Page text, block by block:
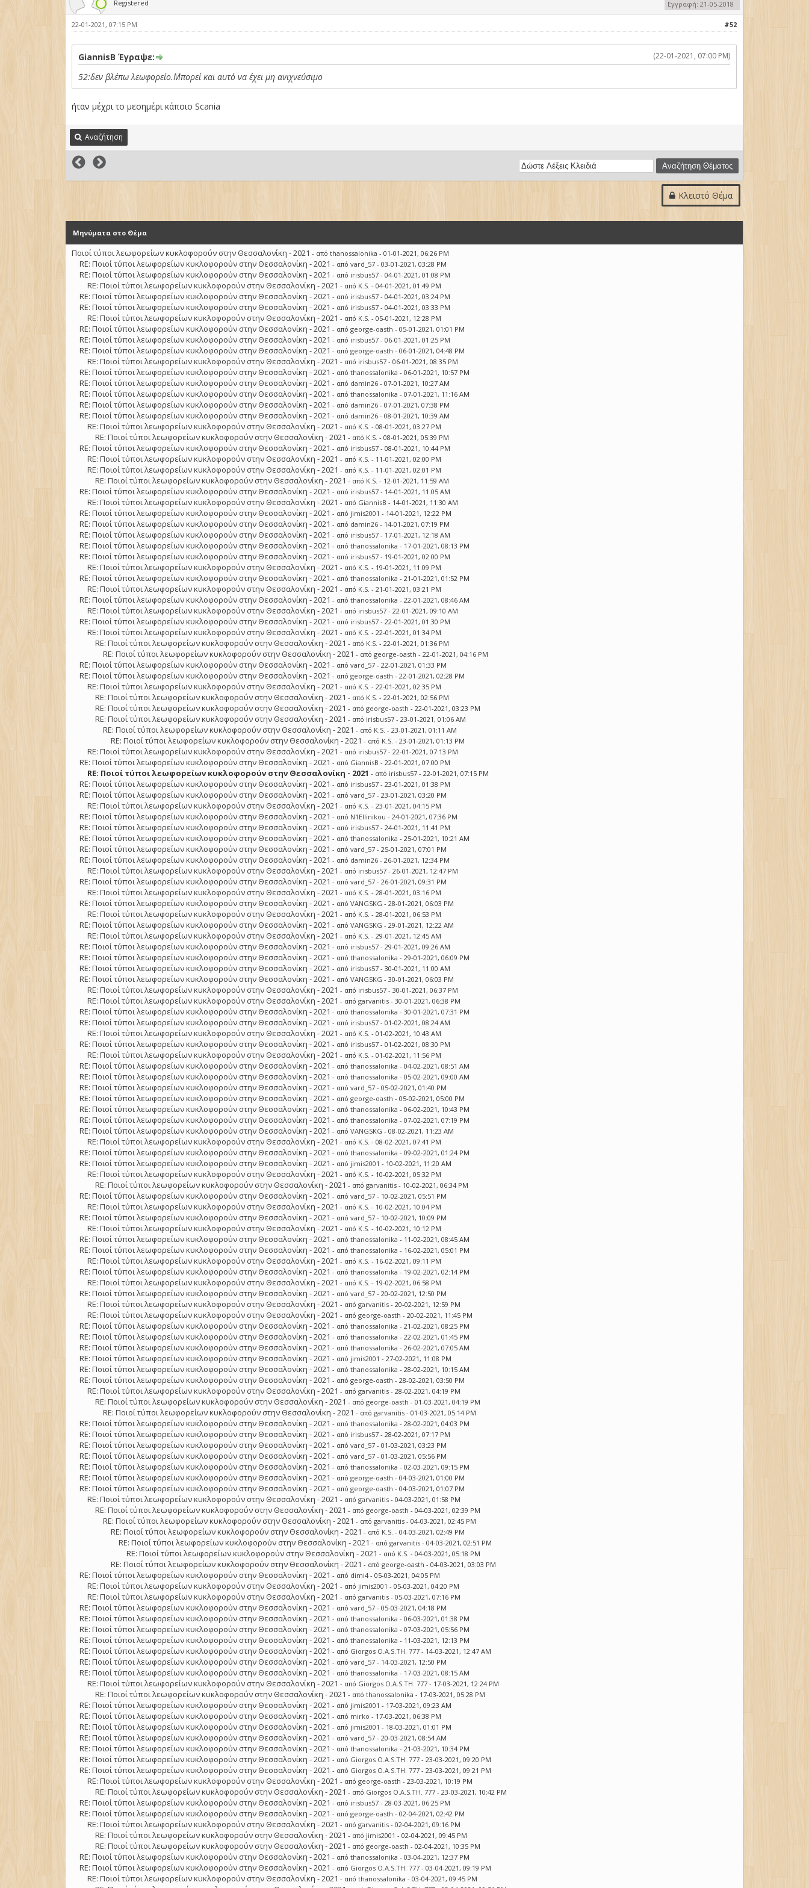
Registered
Εγγραφή: 21-05-2018
#52
22-01-2021, 07:15 PM
(22-01-2021, 07:00 PM)
GiannisB Έγραψε:
52:δεν βλέπω λεωφορείο.Μπορεί και αυτό να έχει μη ανιχνεύσιμο
ήταν μέχρι το μεσημέρι κάποιο Scania
Αναζήτηση
Κλειστό Θέμα
Μηνύματα στο Θέμα
Ποιοί τύποι λεωφορείων κυκλοφορούν στην Θεσσαλονίκη - 2021 - απόthanossalonika - 01-01-2021, 06:26 PM
RE: Ποιοί τύποι λεωφορείων κυκλοφορούν στην Θεσσαλονίκη - 2021 - απόvard_57 - 03-01-2021, 03:28 PM
RE: Ποιοί τύποι λεωφορείων κυκλοφορούν στην Θεσσαλονίκη - 2021 - από irisbus57 - 04-01-2021, 01:08 PM
RE: Ποιοί τύποι λεωφορείων κυκλοφορούν στην Θεσσαλονίκη - 2021 - από K.S. - 04-01-2021, 01:49 PM
RE: Ποιοί τύποι λεωφορείων κυκλοφορούν στην Θεσσαλονίκη - 2021 - από irisbus57 - 04-01-2021, 03:24 PM
RE: Ποιοί τύποι λεωφορείων κυκλοφορούν στην Θεσσαλονίκη - 2021 - από irisbus57 - 04-01-2021, 03:33 PM
RE: Ποιοί τύποι λεωφορείων κυκλοφορούν στην Θεσσαλονίκη - 2021 - από K.S. - 05-01-2021, 12:28 PM
RE: Ποιοί τύποι λεωφορείων κυκλοφορούν στην Θεσσαλονίκη - 2021 - απόgeorge-oasth - 05-01-2021, 01:01 PM
RE: Ποιοί τύποι λεωφορείων κυκλοφορούν στην Θεσσαλονίκη - 2021 - από irisbus57 - 06-01-2021, 01:25 PM
RE: Ποιοί τύποι λεωφορείων κυκλοφορούν στην Θεσσαλονίκη - 2021 - απόgeorge-oasth - 06-01-2021, 04:48 PM
RE: Ποιοί τύποι λεωφορείων κυκλοφορούν στην Θεσσαλονίκη - 2021 - από irisbus57 - 06-01-2021, 08:35 PM
RE: Ποιοί τύποι λεωφορείων κυκλοφορούν στην Θεσσαλονίκη - 2021 - απόthanossalonika - 06-01-2021, 10:57 PM
RE: Ποιοί τύποι λεωφορείων κυκλοφορούν στην Θεσσαλονίκη - 2021 - από damin26 - 07-01-2021, 10:27 AM
RE: Ποιοί τύποι λεωφορείων κυκλοφορούν στην Θεσσαλονίκη - 2021 - απόthanossalonika - 07-01-2021, 11:16 AM
RE: Ποιοί τύποι λεωφορείων κυκλοφορούν στην Θεσσαλονίκη - 2021 - από damin26 - 07-01-2021, 07:38 PM
RE: Ποιοί τύποι λεωφορείων κυκλοφορούν στην Θεσσαλονίκη - 2021 - από damin26 - 08-01-2021, 10:39 AM
RE: Ποιοί τύποι λεωφορείων κυκλοφορούν στην Θεσσαλονίκη - 2021 - από K.S. - 08-01-2021, 03:27 PM
RE: Ποιοί τύποι λεωφορείων κυκλοφορούν στην Θεσσαλονίκη - 2021 - από K.S. - 08-01-2021, 05:39 PM
RE: Ποιοί τύποι λεωφορείων κυκλοφορούν στην Θεσσαλονίκη - 2021 - από irisbus57 - 08-01-2021, 10:44 PM
RE: Ποιοί τύποι λεωφορείων κυκλοφορούν στην Θεσσαλονίκη - 2021 - από K.S. - 11-01-2021, 02:00 PM
RE: Ποιοί τύποι λεωφορείων κυκλοφορούν στην Θεσσαλονίκη - 2021 - από K.S. - 11-01-2021, 02:01 PM
RE: Ποιοί τύποι λεωφορείων κυκλοφορούν στην Θεσσαλονίκη - 2021 - από K.S. - 12-01-2021, 11:59 AM
RE: Ποιοί τύποι λεωφορείων κυκλοφορούν στην Θεσσαλονίκη - 2021 - από irisbus57 - 14-01-2021, 11:05 AM
RE: Ποιοί τύποι λεωφορείων κυκλοφορούν στην Θεσσαλονίκη - 2021 - από GiannisB - 14-01-2021, 11:30 AM
RE: Ποιοί τύποι λεωφορείων κυκλοφορούν στην Θεσσαλονίκη - 2021 - από jimis2001 - 14-01-2021, 12:22 PM
RE: Ποιοί τύποι λεωφορείων κυκλοφορούν στην Θεσσαλονίκη - 2021 - από damin26 - 14-01-2021, 07:19 PM
RE: Ποιοί τύποι λεωφορείων κυκλοφορούν στην Θεσσαλονίκη - 2021 - από irisbus57 - 17-01-2021, 12:18 AM
RE: Ποιοί τύποι λεωφορείων κυκλοφορούν στην Θεσσαλονίκη - 2021 - απόthanossalonika - 17-01-2021, 08:13 PM
RE: Ποιοί τύποι λεωφορείων κυκλοφορούν στην Θεσσαλονίκη - 2021 - από irisbus57 - 19-01-2021, 02:00 PM
RE: Ποιοί τύποι λεωφορείων κυκλοφορούν στην Θεσσαλονίκη - 2021 - από K.S. - 19-01-2021, 11:09 PM
RE: Ποιοί τύποι λεωφορείων κυκλοφορούν στην Θεσσαλονίκη - 2021 - απόthanossalonika - 21-01-2021, 01:52 PM
RE: Ποιοί τύποι λεωφορείων κυκλοφορούν στην Θεσσαλονίκη - 2021 - από K.S. - 21-01-2021, 03:21 PM
RE: Ποιοί τύποι λεωφορείων κυκλοφορούν στην Θεσσαλονίκη - 2021 - απόthanossalonika - 22-01-2021, 08:46 AM
RE: Ποιοί τύποι λεωφορείων κυκλοφορούν στην Θεσσαλονίκη - 2021 - από irisbus57 - 22-01-2021, 09:10 AM
RE: Ποιοί τύποι λεωφορείων κυκλοφορούν στην Θεσσαλονίκη - 2021 - από irisbus57 - 22-01-2021, 01:30 PM
RE: Ποιοί τύποι λεωφορείων κυκλοφορούν στην Θεσσαλονίκη - 2021 - από K.S. - 22-01-2021, 01:34 PM
RE: Ποιοί τύποι λεωφορείων κυκλοφορούν στην Θεσσαλονίκη - 2021 - από K.S. - 22-01-2021, 01:36 PM
RE: Ποιοί τύποι λεωφορείων κυκλοφορούν στην Θεσσαλονίκη - 2021 - απόgeorge-oasth - 22-01-2021, 04:16 PM
RE: Ποιοί τύποι λεωφορείων κυκλοφορούν στην Θεσσαλονίκη - 2021 - απόvard_57 - 22-01-2021, 01:33 PM
RE: Ποιοί τύποι λεωφορείων κυκλοφορούν στην Θεσσαλονίκη - 2021 - απόgeorge-oasth - 22-01-2021, 02:28 PM
RE: Ποιοί τύποι λεωφορείων κυκλοφορούν στην Θεσσαλονίκη - 2021 - από K.S. - 22-01-2021, 02:35 PM
RE: Ποιοί τύποι λεωφορείων κυκλοφορούν στην Θεσσαλονίκη - 2021 - από K.S. - 22-01-2021, 02:56 PM
RE: Ποιοί τύποι λεωφορείων κυκλοφορούν στην Θεσσαλονίκη - 2021 - απόgeorge-oasth - 22-01-2021, 03:23 PM
RE: Ποιοί τύποι λεωφορείων κυκλοφορούν στην Θεσσαλονίκη - 2021 - από irisbus57 - 23-01-2021, 01:06 AM
RE: Ποιοί τύποι λεωφορείων κυκλοφορούν στην Θεσσαλονίκη - 2021 - από K.S. - 23-01-2021, 01:11 AM
RE: Ποιοί τύποι λεωφορείων κυκλοφορούν στην Θεσσαλονίκη - 2021 - από K.S. - 23-01-2021, 01:13 PM
RE: Ποιοί τύποι λεωφορείων κυκλοφορούν στην Θεσσαλονίκη - 2021 - από irisbus57 - 22-01-2021, 07:13 PM
RE: Ποιοί τύποι λεωφορείων κυκλοφορούν στην Θεσσαλονίκη - 2021 - από GiannisB - 22-01-2021, 07:00 PM
RE: Ποιοί τύποι λεωφορείων κυκλοφορούν στην Θεσσαλονίκη - 2021 - από irisbus57 - 22-01-2021, 07:15 PM
RE: Ποιοί τύποι λεωφορείων κυκλοφορούν στην Θεσσαλονίκη - 2021 - από irisbus57 - 23-01-2021, 01:38 PM
RE: Ποιοί τύποι λεωφορείων κυκλοφορούν στην Θεσσαλονίκη - 2021 - απόvard_57 - 23-01-2021, 03:20 PM
RE: Ποιοί τύποι λεωφορείων κυκλοφορούν στην Θεσσαλονίκη - 2021 - από K.S. - 23-01-2021, 04:15 PM
RE: Ποιοί τύποι λεωφορείων κυκλοφορούν στην Θεσσαλονίκη - 2021 - από N1Ellinikou - 24-01-2021, 07:36 PM
RE: Ποιοί τύποι λεωφορείων κυκλοφορούν στην Θεσσαλονίκη - 2021 - από irisbus57 - 24-01-2021, 11:41 PM
RE: Ποιοί τύποι λεωφορείων κυκλοφορούν στην Θεσσαλονίκη - 2021 - απόthanossalonika - 25-01-2021, 10:21 AM
RE: Ποιοί τύποι λεωφορείων κυκλοφορούν στην Θεσσαλονίκη - 2021 - απόvard_57 - 25-01-2021, 07:01 PM
RE: Ποιοί τύποι λεωφορείων κυκλοφορούν στην Θεσσαλονίκη - 2021 - από damin26 - 26-01-2021, 12:34 PM
RE: Ποιοί τύποι λεωφορείων κυκλοφορούν στην Θεσσαλονίκη - 2021 - από irisbus57 - 26-01-2021, 12:47 PM
RE: Ποιοί τύποι λεωφορείων κυκλοφορούν στην Θεσσαλονίκη - 2021 - απόvard_57 - 26-01-2021, 09:31 PM
RE: Ποιοί τύποι λεωφορείων κυκλοφορούν στην Θεσσαλονίκη - 2021 - από K.S. - 28-01-2021, 03:16 PM
RE: Ποιοί τύποι λεωφορείων κυκλοφορούν στην Θεσσαλονίκη - 2021 - απόVANGSKG - 28-01-2021, 06:03 PM
RE: Ποιοί τύποι λεωφορείων κυκλοφορούν στην Θεσσαλονίκη - 2021 - από K.S. - 28-01-2021, 06:53 PM
RE: Ποιοί τύποι λεωφορείων κυκλοφορούν στην Θεσσαλονίκη - 2021 - απόVANGSKG - 29-01-2021, 12:22 AM
RE: Ποιοί τύποι λεωφορείων κυκλοφορούν στην Θεσσαλονίκη - 2021 - από K.S. - 29-01-2021, 12:45 AM
RE: Ποιοί τύποι λεωφορείων κυκλοφορούν στην Θεσσαλονίκη - 2021 - από irisbus57 - 29-01-2021, 09:26 AM
RE: Ποιοί τύποι λεωφορείων κυκλοφορούν στην Θεσσαλονίκη - 2021 - απόthanossalonika - 29-01-2021, 06:09 PM
RE: Ποιοί τύποι λεωφορείων κυκλοφορούν στην Θεσσαλονίκη - 2021 - από irisbus57 - 30-01-2021, 11:00 AM
RE: Ποιοί τύποι λεωφορείων κυκλοφορούν στην Θεσσαλονίκη - 2021 - απόVANGSKG - 30-01-2021, 06:03 PM
RE: Ποιοί τύποι λεωφορείων κυκλοφορούν στην Θεσσαλονίκη - 2021 - από irisbus57 - 30-01-2021, 06:37 PM
RE: Ποιοί τύποι λεωφορείων κυκλοφορούν στην Θεσσαλονίκη - 2021 - απόgarvanitis - 30-01-2021, 06:38 PM
RE: Ποιοί τύποι λεωφορείων κυκλοφορούν στην Θεσσαλονίκη - 2021 - απόthanossalonika - 30-01-2021, 07:31 PM
RE: Ποιοί τύποι λεωφορείων κυκλοφορούν στην Θεσσαλονίκη - 2021 - από irisbus57 - 01-02-2021, 08:24 AM
RE: Ποιοί τύποι λεωφορείων κυκλοφορούν στην Θεσσαλονίκη - 2021 - από K.S. - 01-02-2021, 10:43 AM
RE: Ποιοί τύποι λεωφορείων κυκλοφορούν στην Θεσσαλονίκη - 2021 - από irisbus57 - 01-02-2021, 08:30 PM
RE: Ποιοί τύποι λεωφορείων κυκλοφορούν στην Θεσσαλονίκη - 2021 - από K.S. - 01-02-2021, 11:56 PM
RE: Ποιοί τύποι λεωφορείων κυκλοφορούν στην Θεσσαλονίκη - 2021 - απόthanossalonika - 04-02-2021, 08:51 AM
RE: Ποιοί τύποι λεωφορείων κυκλοφορούν στην Θεσσαλονίκη - 2021 - απόthanossalonika - 05-02-2021, 09:00 AM
RE: Ποιοί τύποι λεωφορείων κυκλοφορούν στην Θεσσαλονίκη - 2021 - απόvard_57 - 05-02-2021, 01:40 PM
RE: Ποιοί τύποι λεωφορείων κυκλοφορούν στην Θεσσαλονίκη - 2021 - απόgeorge-oasth - 05-02-2021, 05:00 PM
RE: Ποιοί τύποι λεωφορείων κυκλοφορούν στην Θεσσαλονίκη - 2021 - απόthanossalonika - 06-02-2021, 10:43 PM
RE: Ποιοί τύποι λεωφορείων κυκλοφορούν στην Θεσσαλονίκη - 2021 - απόthanossalonika - 07-02-2021, 07:19 PM
RE: Ποιοί τύποι λεωφορείων κυκλοφορούν στην Θεσσαλονίκη - 2021 - απόVANGSKG - 08-02-2021, 11:23 AM
RE: Ποιοί τύποι λεωφορείων κυκλοφορούν στην Θεσσαλονίκη - 2021 - από K.S. - 08-02-2021, 07:41 PM
RE: Ποιοί τύποι λεωφορείων κυκλοφορούν στην Θεσσαλονίκη - 2021 - απόthanossalonika - 09-02-2021, 01:24 PM
RE: Ποιοί τύποι λεωφορείων κυκλοφορούν στην Θεσσαλονίκη - 2021 - από jimis2001 - 10-02-2021, 11:20 AM
RE: Ποιοί τύποι λεωφορείων κυκλοφορούν στην Θεσσαλονίκη - 2021 - από K.S. - 10-02-2021, 05:32 PM
RE: Ποιοί τύποι λεωφορείων κυκλοφορούν στην Θεσσαλονίκη - 2021 - απόgarvanitis - 10-02-2021, 06:34 PM
RE: Ποιοί τύποι λεωφορείων κυκλοφορούν στην Θεσσαλονίκη - 2021 - απόvard_57 - 10-02-2021, 05:51 PM
RE: Ποιοί τύποι λεωφορείων κυκλοφορούν στην Θεσσαλονίκη - 2021 - από K.S. - 10-02-2021, 10:04 PM
RE: Ποιοί τύποι λεωφορείων κυκλοφορούν στην Θεσσαλονίκη - 2021 - απόvard_57 - 10-02-2021, 10:09 PM
RE: Ποιοί τύποι λεωφορείων κυκλοφορούν στην Θεσσαλονίκη - 2021 - από K.S. - 10-02-2021, 10:12 PM
RE: Ποιοί τύποι λεωφορείων κυκλοφορούν στην Θεσσαλονίκη - 2021 - απόthanossalonika - 11-02-2021, 08:45 AM
RE: Ποιοί τύποι λεωφορείων κυκλοφορούν στην Θεσσαλονίκη - 2021 - απόthanossalonika - 16-02-2021, 05:01 PM
RE: Ποιοί τύποι λεωφορείων κυκλοφορούν στην Θεσσαλονίκη - 2021 - από K.S. - 16-02-2021, 09:11 PM
RE: Ποιοί τύποι λεωφορείων κυκλοφορούν στην Θεσσαλονίκη - 2021 - απόthanossalonika - 19-02-2021, 02:14 PM
RE: Ποιοί τύποι λεωφορείων κυκλοφορούν στην Θεσσαλονίκη - 2021 - από K.S. - 19-02-2021, 06:58 PM
RE: Ποιοί τύποι λεωφορείων κυκλοφορούν στην Θεσσαλονίκη - 2021 - απόvard_57 - 20-02-2021, 12:50 PM
RE: Ποιοί τύποι λεωφορείων κυκλοφορούν στην Θεσσαλονίκη - 2021 - απόgarvanitis - 20-02-2021, 12:59 PM
RE: Ποιοί τύποι λεωφορείων κυκλοφορούν στην Θεσσαλονίκη - 2021 - απόgeorge-oasth - 20-02-2021, 11:45 PM
RE: Ποιοί τύποι λεωφορείων κυκλοφορούν στην Θεσσαλονίκη - 2021 - απόthanossalonika - 21-02-2021, 08:25 PM
RE: Ποιοί τύποι λεωφορείων κυκλοφορούν στην Θεσσαλονίκη - 2021 - απόthanossalonika - 22-02-2021, 01:45 PM
RE: Ποιοί τύποι λεωφορείων κυκλοφορούν στην Θεσσαλονίκη - 2021 - απόthanossalonika - 26-02-2021, 07:05 AM
RE: Ποιοί τύποι λεωφορείων κυκλοφορούν στην Θεσσαλονίκη - 2021 - από jimis2001 - 27-02-2021, 11:08 PM
RE: Ποιοί τύποι λεωφορείων κυκλοφορούν στην Θεσσαλονίκη - 2021 - απόthanossalonika - 28-02-2021, 10:15 AM
RE: Ποιοί τύποι λεωφορείων κυκλοφορούν στην Θεσσαλονίκη - 2021 - απόgeorge-oasth - 28-02-2021, 03:50 PM
RE: Ποιοί τύποι λεωφορείων κυκλοφορούν στην Θεσσαλονίκη - 2021 - απόgarvanitis - 28-02-2021, 04:19 PM
RE: Ποιοί τύποι λεωφορείων κυκλοφορούν στην Θεσσαλονίκη - 2021 - απόgeorge-oasth - 01-03-2021, 04:19 PM
RE: Ποιοί τύποι λεωφορείων κυκλοφορούν στην Θεσσαλονίκη - 2021 - απόgarvanitis - 01-03-2021, 05:14 PM
RE: Ποιοί τύποι λεωφορείων κυκλοφορούν στην Θεσσαλονίκη - 2021 - απόthanossalonika - 28-02-2021, 04:03 PM
RE: Ποιοί τύποι λεωφορείων κυκλοφορούν στην Θεσσαλονίκη - 2021 - από irisbus57 - 28-02-2021, 07:17 PM
RE: Ποιοί τύποι λεωφορείων κυκλοφορούν στην Θεσσαλονίκη - 2021 - απόvard_57 - 01-03-2021, 03:23 PM
RE: Ποιοί τύποι λεωφορείων κυκλοφορούν στην Θεσσαλονίκη - 2021 - απόvard_57 - 01-03-2021, 05:56 PM
RE: Ποιοί τύποι λεωφορείων κυκλοφορούν στην Θεσσαλονίκη - 2021 - απόthanossalonika - 02-03-2021, 09:15 PM
RE: Ποιοί τύποι λεωφορείων κυκλοφορούν στην Θεσσαλονίκη - 2021 - απόgeorge-oasth - 04-03-2021, 01:00 PM
RE: Ποιοί τύποι λεωφορείων κυκλοφορούν στην Θεσσαλονίκη - 2021 - απόgeorge-oasth - 04-03-2021, 01:07 PM
RE: Ποιοί τύποι λεωφορείων κυκλοφορούν στην Θεσσαλονίκη - 2021 - απόgarvanitis - 04-03-2021, 01:58 PM
RE: Ποιοί τύποι λεωφορείων κυκλοφορούν στην Θεσσαλονίκη - 2021 - απόgeorge-oasth - 04-03-2021, 02:39 PM
RE: Ποιοί τύποι λεωφορείων κυκλοφορούν στην Θεσσαλονίκη - 2021 - απόgarvanitis - 04-03-2021, 02:45 PM
RE: Ποιοί τύποι λεωφορείων κυκλοφορούν στην Θεσσαλονίκη - 2021 - από K.S. - 04-03-2021, 02:49 PM
RE: Ποιοί τύποι λεωφορείων κυκλοφορούν στην Θεσσαλονίκη - 2021 - απόgarvanitis - 04-03-2021, 02:51 PM
RE: Ποιοί τύποι λεωφορείων κυκλοφορούν στην Θεσσαλονίκη - 2021 - από K.S. - 04-03-2021, 05:18 PM
RE: Ποιοί τύποι λεωφορείων κυκλοφορούν στην Θεσσαλονίκη - 2021 - απόgeorge-oasth - 04-03-2021, 03:03 PM
RE: Ποιοί τύποι λεωφορείων κυκλοφορούν στην Θεσσαλονίκη - 2021 - από dimi4 - 05-03-2021, 04:05 PM
RE: Ποιοί τύποι λεωφορείων κυκλοφορούν στην Θεσσαλονίκη - 2021 - από jimis2001 - 05-03-2021, 04:20 PM
RE: Ποιοί τύποι λεωφορείων κυκλοφορούν στην Θεσσαλονίκη - 2021 - απόgarvanitis - 05-03-2021, 07:16 PM
RE: Ποιοί τύποι λεωφορείων κυκλοφορούν στην Θεσσαλονίκη - 2021 - απόvard_57 - 05-03-2021, 04:18 PM
RE: Ποιοί τύποι λεωφορείων κυκλοφορούν στην Θεσσαλονίκη - 2021 - απόthanossalonika - 06-03-2021, 01:38 PM
RE: Ποιοί τύποι λεωφορείων κυκλοφορούν στην Θεσσαλονίκη - 2021 - απόthanossalonika - 07-03-2021, 05:56 PM
RE: Ποιοί τύποι λεωφορείων κυκλοφορούν στην Θεσσαλονίκη - 2021 - απόthanossalonika - 11-03-2021, 12:13 PM
RE: Ποιοί τύποι λεωφορείων κυκλοφορούν στην Θεσσαλονίκη - 2021 - από Giorgos O.A.S.TH. 777 - 14-03-2021, 12:47 AM
RE: Ποιοί τύποι λεωφορείων κυκλοφορούν στην Θεσσαλονίκη - 2021 - απόvard_57 - 14-03-2021, 12:50 PM
RE: Ποιοί τύποι λεωφορείων κυκλοφορούν στην Θεσσαλονίκη - 2021 - απόthanossalonika - 17-03-2021, 08:15 AM
RE: Ποιοί τύποι λεωφορείων κυκλοφορούν στην Θεσσαλονίκη - 2021 - από Giorgos O.A.S.TH. 777 - 17-03-2021, 12:24 PM
RE: Ποιοί τύποι λεωφορείων κυκλοφορούν στην Θεσσαλονίκη - 2021 - απόthanossalonika - 17-03-2021, 05:28 PM
RE: Ποιοί τύποι λεωφορείων κυκλοφορούν στην Θεσσαλονίκη - 2021 - από jimis2001 - 17-03-2021, 09:23 AM
RE: Ποιοί τύποι λεωφορείων κυκλοφορούν στην Θεσσαλονίκη - 2021 - από mirko - 17-03-2021, 06:38 PM
RE: Ποιοί τύποι λεωφορείων κυκλοφορούν στην Θεσσαλονίκη - 2021 - από jimis2001 - 18-03-2021, 01:01 PM
RE: Ποιοί τύποι λεωφορείων κυκλοφορούν στην Θεσσαλονίκη - 2021 - απόvard_57 - 20-03-2021, 08:54 AM
RE: Ποιοί τύποι λεωφορείων κυκλοφορούν στην Θεσσαλονίκη - 2021 - απόthanossalonika - 21-03-2021, 10:34 PM
RE: Ποιοί τύποι λεωφορείων κυκλοφορούν στην Θεσσαλονίκη - 2021 - από Giorgos O.A.S.TH. 777 - 23-03-2021, 09:20 PM
RE: Ποιοί τύποι λεωφορείων κυκλοφορούν στην Θεσσαλονίκη - 2021 - από Giorgos O.A.S.TH. 777 - 23-03-2021, 09:21 PM
RE: Ποιοί τύποι λεωφορείων κυκλοφορούν στην Θεσσαλονίκη - 2021 - απόgeorge-oasth - 23-03-2021, 10:19 PM
RE: Ποιοί τύποι λεωφορείων κυκλοφορούν στην Θεσσαλονίκη - 2021 - από Giorgos O.A.S.TH. 777 - 23-03-2021, 10:42 PM
RE: Ποιοί τύποι λεωφορείων κυκλοφορούν στην Θεσσαλονίκη - 2021 - από irisbus57 - 28-03-2021, 06:25 PM
RE: Ποιοί τύποι λεωφορείων κυκλοφορούν στην Θεσσαλονίκη - 2021 - απόgeorge-oasth - 02-04-2021, 02:42 PM
RE: Ποιοί τύποι λεωφορείων κυκλοφορούν στην Θεσσαλονίκη - 2021 - απόgarvanitis - 02-04-2021, 09:16 PM
RE: Ποιοί τύποι λεωφορείων κυκλοφορούν στην Θεσσαλονίκη - 2021 - από jimis2001 - 02-04-2021, 09:45 PM
RE: Ποιοί τύποι λεωφορείων κυκλοφορούν στην Θεσσαλονίκη - 2021 - απόgeorge-oasth - 02-04-2021, 10:35 PM
RE: Ποιοί τύποι λεωφορείων κυκλοφορούν στην Θεσσαλονίκη - 2021 - απόthanossalonika - 03-04-2021, 12:37 PM
RE: Ποιοί τύποι λεωφορείων κυκλοφορούν στην Θεσσαλονίκη - 2021 - από Giorgos O.A.S.TH. 777 - 03-04-2021, 09:19 PM
RE: Ποιοί τύποι λεωφορείων κυκλοφορούν στην Θεσσαλονίκη - 2021 - απόthanossalonika - 03-04-2021, 09:45 PM